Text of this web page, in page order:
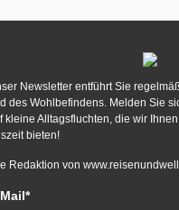
Newsletter entführt Sie
des Wohlbefindens. Melden Sie
kleine Alltagsfluchten, die wir
bieten!
Redaktion von